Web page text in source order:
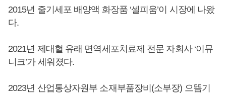
2015년 줄기세포 배양액 화장품 ‘셀피움’이 시장에 나왔
다.
2021년 제대혈 유래 면역세포치료제 전문 자회사 ‘이뮤
니크’가 세워졌다.
2023년 산업통상자원부 소재부품장비(소부장) 으뜸기